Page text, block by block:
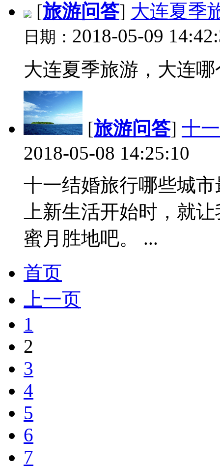
[旅游问答] 大连夏季
日期： 2018-05-09
大连夏季旅游，大连
[旅游问答] 十
2018-05-08 14:25:10
十一结婚旅行哪些城
上新生活开始时，就
蜜月胜地吧。 ...
首页
上一页
1
2
3
4
5
6
7